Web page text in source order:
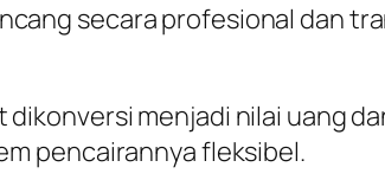
secara profesional dan
menjadi nilai uang
pencairannya fleksibel.